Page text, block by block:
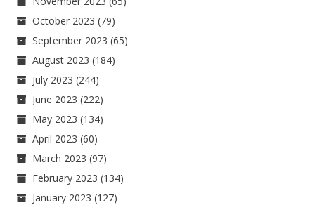
October 2023 (79)
September 2023 (65)
August 2023 (184)
July 2023 (244)
June 2023 (222)
May 2023 (134)
April 2023 (60)
March 2023 (97)
February 2023 (134)
January 2023 (127)